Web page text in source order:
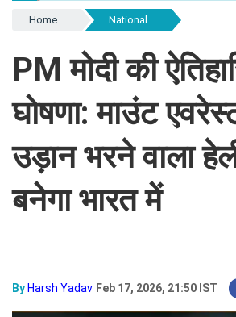
Home National
PM मोदी की
घोषणा: माउंट
उड़ान भरने वाला
बनेगा भारत में
By Harsh Yadav Feb 17, 2026, 21:50 IST